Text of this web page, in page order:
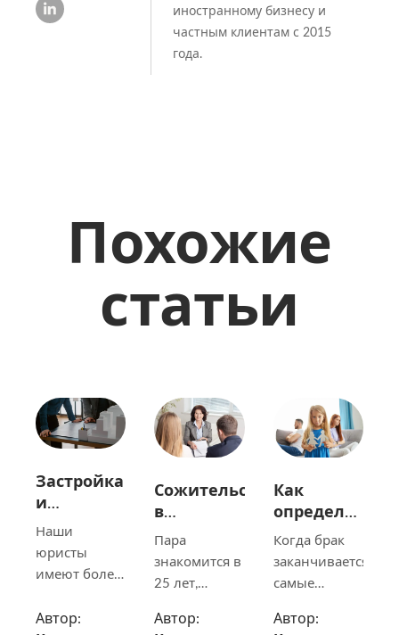
иностранному бизнесу и
частным клиентам с 2015
года.
Похожие
статьи
Застройка
и
недвижимость
Наши
юристы
имеют более
летний опыт
Автор:
Сожительство
в
Беларуси:
почему
совместная
жизнь не
создаёт
Пара
знакомится в
25 лет,
живёт вместе
Автор:
Как
определяется
место
жительства
ребёнка и
общения
Когда брак
заканчивается,
самые
вопросы
Автор: